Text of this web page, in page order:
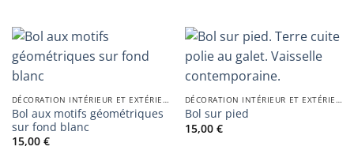
DÉCORATION INTÉRIEUR ET EXTÉRIEUR
Bol aux motifs géométriques
sur fond blanc
15,00 €
DÉCORATION INTÉRIEUR ET EXTÉRIEUR
Bol sur pied
15,00 €